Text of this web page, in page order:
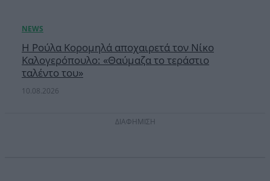
Η Ρούλα Κορομηλά αποχαιρετά τον Νίκο
Καλογερόπουλο: «Θαύμαζα το τεράστιο
ταλέντο του»
10.08.2026
ΔΙΑΦΗΜΙΣΗ